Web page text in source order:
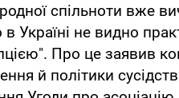
спільноти вже
Україні не видно
Про це заявив
й політики